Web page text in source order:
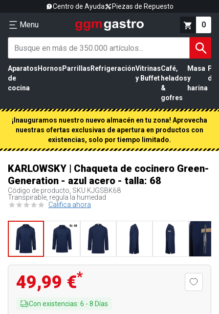
Centro de Ayuda Piezas de Repuesto
Menu 0
Aparatos
de
cocina
Hornos Parrillas RefrigeraciónVitrinas
y Buffet
Café,
helados
&
gofres
Masa
y
harina
de
¡Inauguramos nuestro nuevo almacén en tu zona! Aprovecha
nuestras ofertas exclusivas de apertura en productos con
existencias, solo por tiempo limitado.
KARLOWSKY | Chaqueta de cocinero Green-
Generation - azul acero - talla: 68
Código de producto, SKU KJGSBK68
Transpirable, regula la humedad
Califica ahora
49,99 €*
Con existencias: 6 - 8 Días